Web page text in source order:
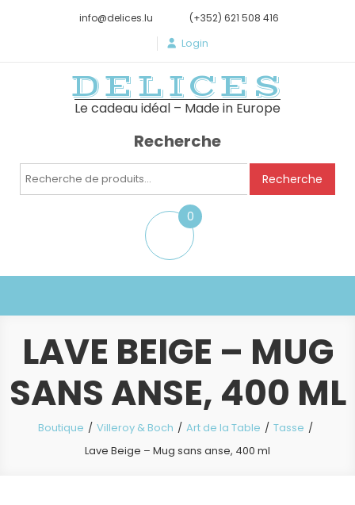
info@delices.lu (+352) 621 508 416
Login
DELICES
Le cadeau idéal – Made in Europe
Recherche
Recherche
Recherche
0
item
LAVE BEIGE – MUG
SANS ANSE, 400 ML
Boutique Villeroy & Boch Art de la Table
Tasse
Lave Beige – Mug sans anse, 400 ml